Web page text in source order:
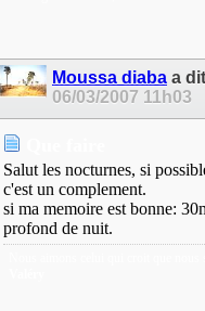
Moussa diaba a
06/03/2007 11h03
Salut les nocturnes, si
c'est un complement.
si ma memoire est bonne:
profond de nuit.